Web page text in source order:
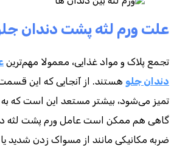
علت ورم لثه پشت دندان
تجمع پلاک و مواد غذایی، معمولا مهم‌ترین
دندان جلو هستند. از آنجایی که این
تمیز می‌شود، بیشتر مستعد این است که به
گاهی هم ممکن است عامل ورم پشت لثه در
ضربه مکانیکی مانند از مسواک زدن شدید